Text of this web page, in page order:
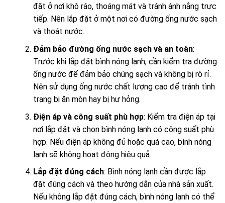
đặt ở nơi khô ráo, thoáng mát và tránh ánh nắng trực
tiếp. Nên lắp đặt ở một nơi có đường ống nước sạch
và thoát nước.
Đảm bảo đường ống nước sạch và an toàn:
Trước khi lắp đặt bình nóng lạnh, cần kiểm tra đường
ống nước để đảm bảo chúng sạch và không bị rò rỉ.
Nên sử dụng ống nước chất lượng cao để tránh tình
trạng bị ăn mòn hay bị hư hỏng.
Điện áp và công suất phù hợp: Kiểm tra điện áp tại
nơi lắp đặt và chọn bình nóng lạnh có công suất phù
hợp. Nếu điện áp không đủ hoặc quá cao, bình nóng
lạnh sẽ không hoạt động hiệu quả.
Lắp đặt đúng cách: Bình nóng lạnh cần được lắp
đặt đúng cách và theo hướng dẫn của nhà sản xuất.
Nếu không lắp đặt đúng cách, bình nóng lạnh có thể